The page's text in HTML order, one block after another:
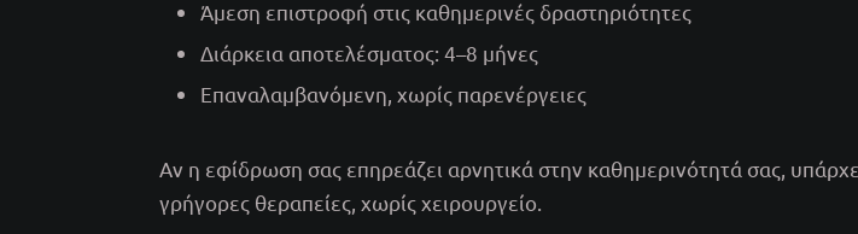
Άμεση επιστροφή στις καθημερινές δραστηριότητες
Διάρκεια αποτελέσματος: 4–8 μήνες
Επαναλαμβανόμενη, χωρίς παρενέργειες
Αν η εφίδρωση σας επηρεάζει αρνητικά στην καθημερινότητά σας,
γρήγορες θεραπείες, χωρίς χειρουργείο.